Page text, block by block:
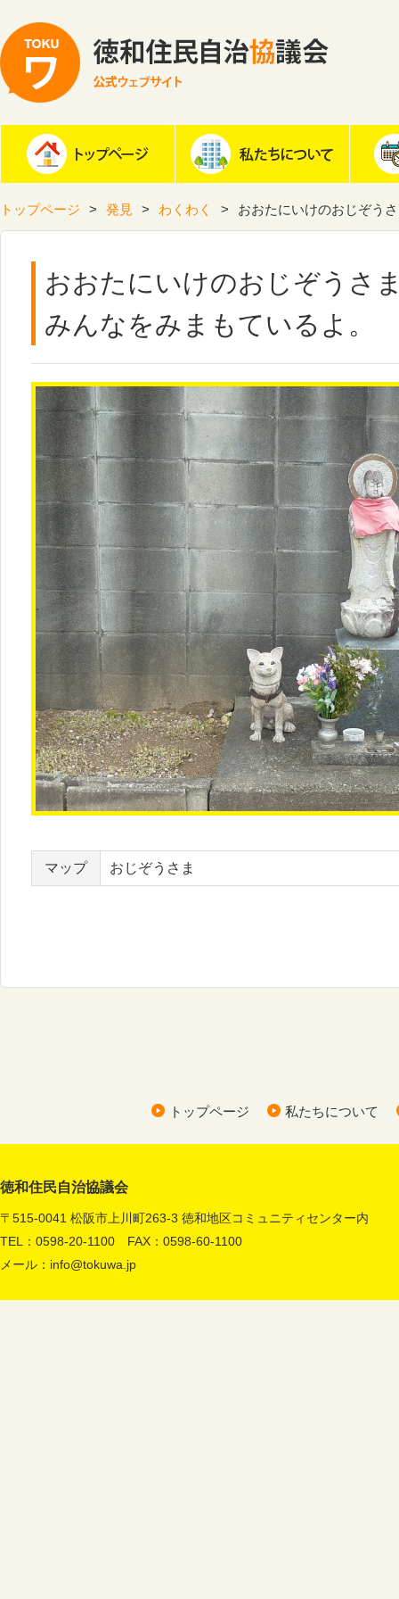
トップページ 発見 わくわく おおたにいけのおじぞう
おおたにいけのおじぞうさ
みんなをみまもているよ。
マップ おじぞうさま
トップページ 私たちについて
徳和住民自治協議会
〒515-0041 松阪市上川町263-3 徳和地区コミュニティセンター内
TEL：0598-20-1100 FAX：0598-60-1100
メール： info@tokuwa.jp